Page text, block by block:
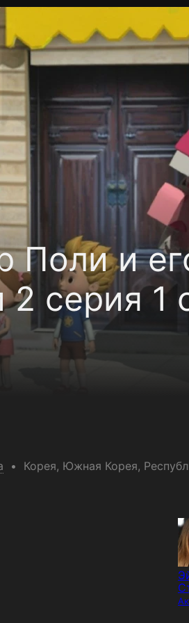
Поли и
серия 1
Корея, Южная Корея,
Для партнёров